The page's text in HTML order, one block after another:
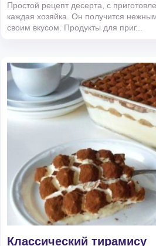
Простой рецепт десерта, с
каждая хозяйка. Он получится
своим вкусом. Продукты для приг...
Классический тирамису